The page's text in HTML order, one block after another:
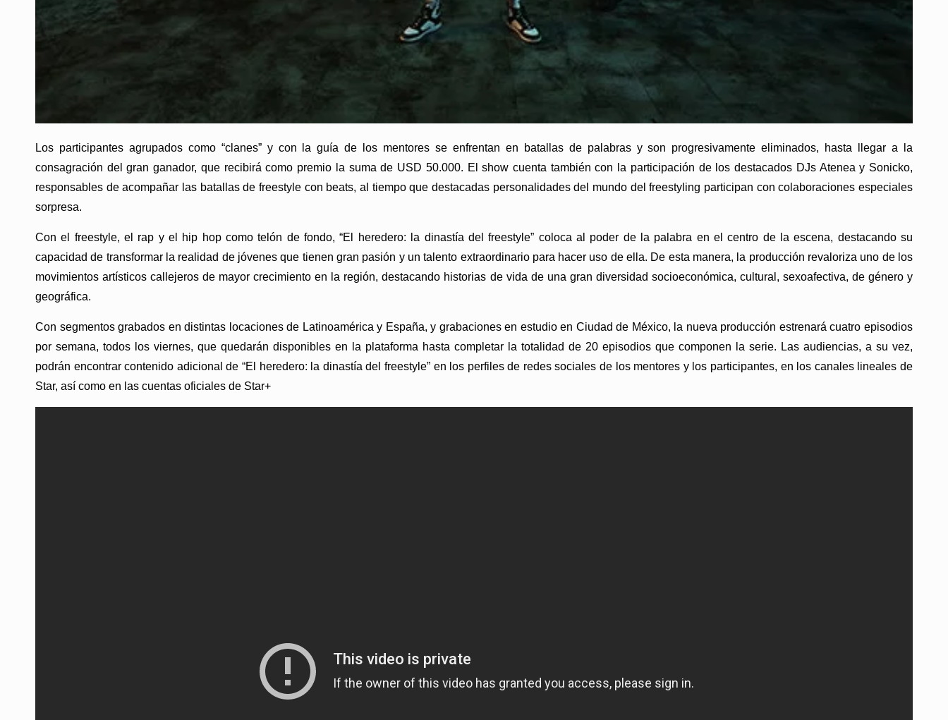
Los participantes agrupados como “clanes” y con la guía de los mentores se enfrentan en batallas de palabras y son progresivamente eliminados, hasta llegar a la
consagración del gran ganador, que recibirá como premio la suma de USD 50.000. El show cuenta también con la participación de los destacados DJs Atenea y Sonicko,
responsables de acompañar las batallas de freestyle con beats, al tiempo que destacadas personalidades del mundo del freestyling participan con colaboraciones especiales
sorpresa.
Con el freestyle, el rap y el hip hop como telón de fondo, “El heredero: la dinastía del freestyle” coloca al poder de la palabra en el centro de la escena, destacando su
capacidad de transformar la realidad de jóvenes que tienen gran pasión y un talento extraordinario para hacer uso de ella. De esta manera, la producción revaloriza uno de los
movimientos artísticos callejeros de mayor crecimiento en la región, destacando historias de vida de una gran diversidad socioeconómica, cultural, sexoafectiva, de género y
geográfica.
Con segmentos grabados en distintas locaciones de Latinoamérica y España, y grabaciones en estudio en Ciudad de México, la nueva producción estrenará cuatro episodios
por semana, todos los viernes, que quedarán disponibles en la plataforma hasta completar la totalidad de 20 episodios que componen la serie. Las audiencias, a su vez,
podrán encontrar contenido adicional de “El heredero: la dinastía del freestyle” en los perfiles de redes sociales de los mentores y los participantes, en los canales lineales de
Star, así como en las cuentas oficiales de Star+